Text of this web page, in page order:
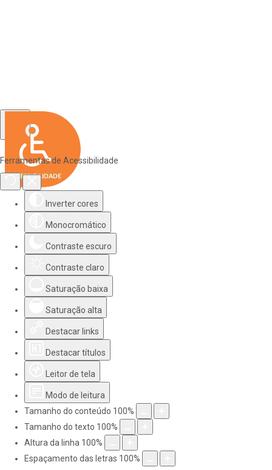
Ferramentas de Acessibilidade
Inverter cores
Monocromático
Contraste escuro
Contraste claro
Saturação baixa
Saturação alta
Destacar links
Destacar títulos
Leitor de tela
Modo de leitura
Tamanho do conteúdo 100%
Tamanho do texto 100%
Altura da linha 100%
Espaçamento das letras 100%